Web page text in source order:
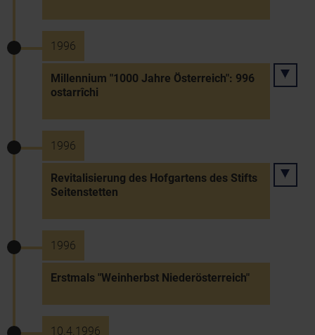
1996
Millennium "1000 Jahre Österreich": 996
ostarrîchi
1996
Revitalisierung des Hofgartens des Stifts
Seitenstetten
1996
Erstmals "Weinherbst Niederösterreich"
10.4.1996